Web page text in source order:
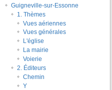
Guigneville-sur-Essonne
1. Thèmes
Vues aériennes
Vues générales
L'église
La mairie
Voierie
2. Éditeurs
Chemin
Y